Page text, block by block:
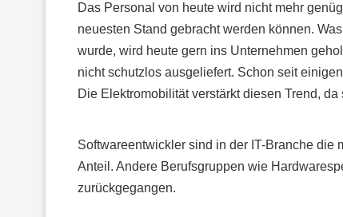
Das Personal von heute wird nicht mehr
neuesten Stand gebracht werden können.
wurde, wird heute gern ins Unternehmen
nicht schutzlos ausgeliefert. Schon seit
Die Elektromobilität verstärkt diesen Trend,
Softwareentwickler sind in der IT-Branche die
Anteil. Andere Berufsgruppen wie
zurückgegangen.